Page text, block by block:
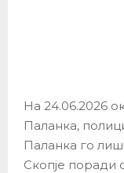
На 24.06.2026
Паланка,
Паланка го
Скопје поради